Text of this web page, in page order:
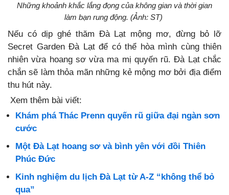
Những khoảnh khắc lắng đọng của không gian và thời gian
làm bạn rung động. (Ảnh: ST)
Nếu có dịp ghé thăm Đà Lạt mộng mơ, đừng bỏ lỡ
Secret Garden Đà Lạt để có thể hòa mình cùng thiên
nhiên vừa hoang sơ vừa ma mị quyến rũ. Đà Lạt chắc
chắn sẽ làm thỏa mãn những kẻ mộng mơ bởi địa điểm
thu hút này.
Xem thêm bài viết:
Khám phá Thác Prenn quyến rũ giữa đại ngàn sơn
cước
Một Đà Lạt hoang sơ và bình yên với đồi Thiên
Phúc Đức
Kinh nghiệm du lịch Đà Lạt từ A-Z “không thể bỏ
qua”